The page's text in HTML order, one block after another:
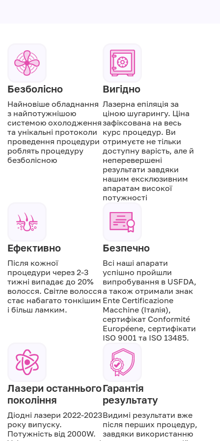
Безболісно
Найновіше обладнання
з найпотужнішою
системою охолодження
та унікальні протоколи
проведення процедури
роблять процедуру
безболісною
Вигідно
Лазерна епіляція за
ціною шугарингу. Ціна
зафіксована на весь
курс процедур. Ви
отримуєте не тільки
доступну варість, але й
неперевершені
результати завдяки
нашим ексклюзивним
апаратам високої
потужності
Ефективно
Після кожної
процедури через 2-3
тижні випадає до 20%
волосся. Світле волосся
стає набагато тонкішим
і більш ламким.
Безпечно
Всі наші апарати
успішно пройшли
випробування в USFDA,
а також отримали знак
Ente Certificazione
Macchine (Італія),
сертифікат Conformité
Européene, сертифікати
ISO 9001 та ISO 13485.
Лазери останнього
покоління
Діодні лазери 2022-2023
року випуску.
Потужність від 2000W.
Гарантія
результату
Видимі результати вже
після перших процедур,
завдяки використанню